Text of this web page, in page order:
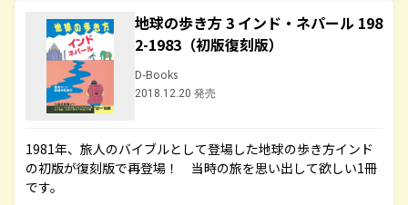
地球の歩き方 3 インド・ネパール 198
2-1983（初版復刻版）
D-Books
2018.12.20 発売
1981年、旅人のバイブルとして登場した地球の歩き方インド
の初版が復刻版で再登場！ 当時の旅を思い出して欲しい1冊
です。